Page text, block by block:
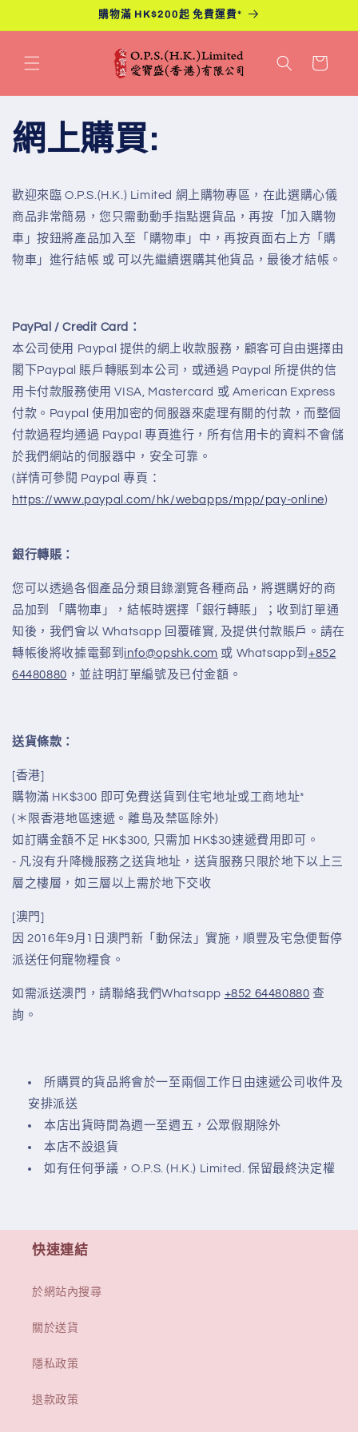
購物滿 HK$200起 免費運費*
物
網上購買:
歡迎來臨 O.P.S.(H.K.) Limited 網上購物專區，在此選購心儀
商品非常簡易 ，您只需動動手指點選貨品 ，再按「加入 購物
車 」按鈕將產品加入至「購物車」中 ，再按頁面右上方「購
物車」進行結帳 或 可以先繼續選購其他貨品 ，最後才結帳。
PayPal / Credit Card：
本公司使用 Paypal 提供的網上收款服務 ， 顧客可自由選擇由
閣下Paypal 賬戶轉賬到本公司
， 或通過 Paypal 所提供的信
用卡付款服務使用 VISA, Mastercard 或 American Express
付款。Paypal 使用加密的伺服器來處理有關的付款，而整個
付款過程均通過 Paypal 專頁進行，所有信用卡的資料不會儲
於我們網站的伺服器中，安全可靠。
(詳情可參閱 Paypal 專頁：
https://www.paypal.com/hk/webapps/mpp/pay-online)
銀行轉賬：
您可以透過各個產品分類目錄瀏覽各種商品，將選購好的商
品加到 「購物車」，結帳時選擇「銀行轉賬」；收到訂單通
知後，我們會以 Whatsapp 回覆確實, 及提供付款賬戶。請在
轉帳後將收據電郵到 info@opshk.com 或 Whatsapp到+852
64480880 ，並註明訂單編號及已付金額。
送貨條款：
[香港]
購物滿 HK$300 即可免費送貨到住宅地址或工商地址*
(＊限香港地區速遞。離島及禁區除外)
如訂購金額不足 HK$300, 只需加 HK$30速遞費用即可。
- 凡沒有升降機服務之送貨地址，送貨服務只限於地下以上三
層之樓層，如三層以上需於地下交收
[澳門]
因 2016年9月1日澳門新「動保法」實施，順豐及宅急便暫停
派送任何寵物糧食。
如需派送澳門，請聯絡我們Whatsapp +852 64480880 查
詢。
所購買的貨品將會於一至兩個工作日由速遞公司收件及
安排派送
本店出貨時間為週一至週五，公眾假期除外
本店不設退貨
如有任何爭議，O.P.S. (H.K.) Limited. 保留最終決定權
快速連結
於網站內搜尋
關於送貨
隱私政策
退款政策